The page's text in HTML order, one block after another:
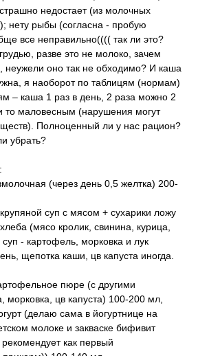
недостает (из молочных
нету рыбы (согласна - пробую
все неправильно(((( так ли это?
разве это не молоко, зачем
неужели оно так не обходимо? И каша
я наоборот по таблицям (нормам)
– каша 1 раз в день, 2 раза можно 2
то маловесным (нарушения могут
Полноценный ли у нас рацион?
убрать?
(через день 0,5 желтка) 200-
суп с мясом + сухарики ложу
(мясо кролик, свинина, курица,
- картофель, морковка и лук
щепотка каши, цв капуста иногда.
пюре (с другими
морковка, цв капуста) 100-200 мл,
(делаю сама в йогуртнице на
молоке и закваске бифивит
как первый